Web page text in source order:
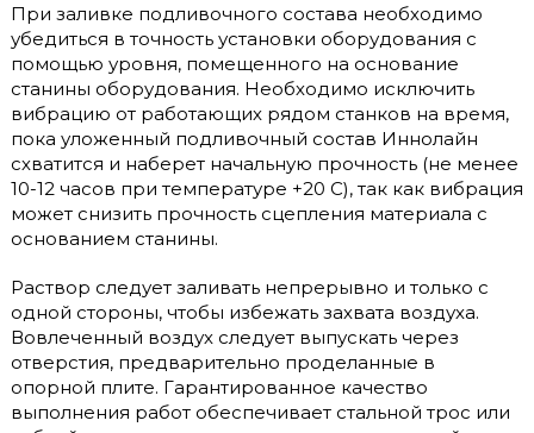
При заливке подливочного состава необходимо
убедиться в точность установки оборудования с
помощью уровня, помещенного на основание
станины оборудования. Необходимо исключить
вибрацию от работающих рядом станков на время,
пока уложенный подливочный состав Иннолайн
схватится и наберет начальную прочность (не менее
10-12 часов при температуре +20 С), так как вибрация
может снизить прочность сцепления материала с
основанием станины.
Раствор следует заливать непрерывно и только с
одной стороны, чтобы избежать захвата воздуха.
Вовлеченный воздух следует выпускать через
отверстия, предварительно проделанные в
опорной плите. Гарантированное качество
выполнения работ обеспечивает стальной трос или